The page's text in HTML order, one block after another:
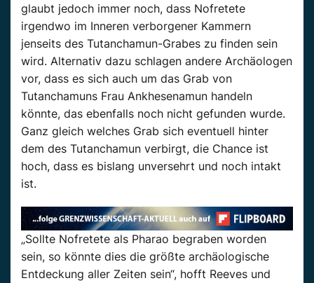
glaubt jedoch immer noch, dass Nofretete
irgendwo im Inneren verborgener Kammern
jenseits des Tutanchamun-Grabes zu finden sein
wird. Alternativ dazu schlagen andere Archäologen
vor, dass es sich auch um das Grab von
Tutanchamuns Frau Ankhesenamun handeln
könnte, das ebenfalls noch nicht gefunden wurde.
Ganz gleich welches Grab sich eventuell hinter
dem des Tutanchamun verbirgt, die Chance ist
hoch, dass es bislang unversehrt und noch intakt
ist.
„Sollte Nofretete als Pharao begraben worden
sein, so könnte dies die größte archäologische
Entdeckung aller Zeiten sein“, hofft Reeves und